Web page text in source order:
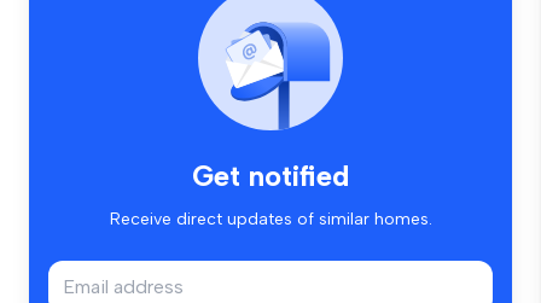
Get notified
Receive direct updates of similar homes.